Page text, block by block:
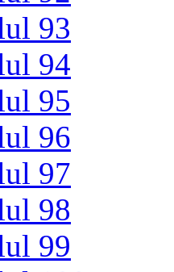
93
94
95
96
97
98
99